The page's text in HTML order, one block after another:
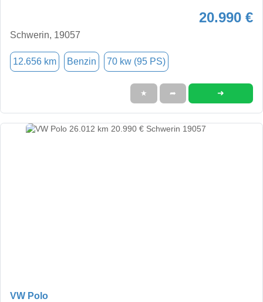
20.990 €
Schwerin, 19057
12.656 km Benzin 70 kw (95 PS)
★ ➦ ➜
VW Polo